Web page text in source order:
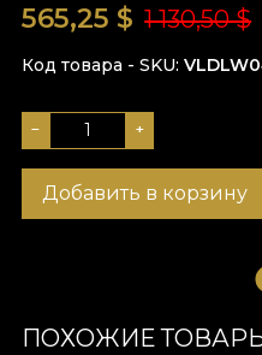
565,25 $ 1 130,50 $
Код товара - SKU
− +
Добавить в корзину
ПОХОЖИЕ